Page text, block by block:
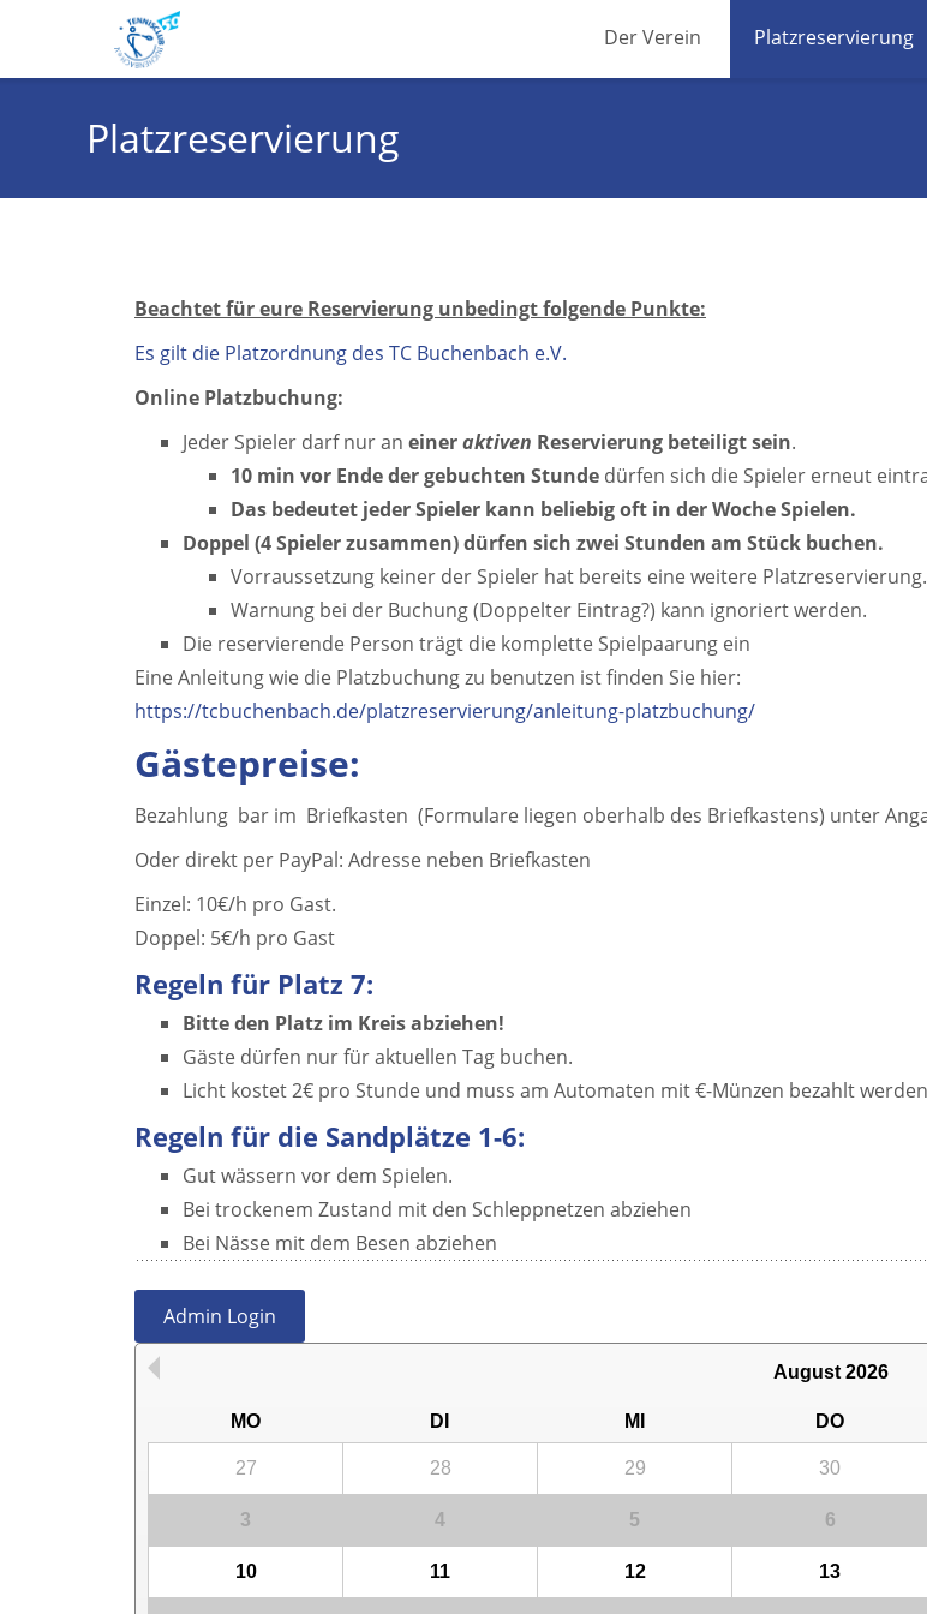
content
Der Verein Platzreservierung
Platzreservierung
Beachtet für eure Reservierung unbedingt folgende Punkte:
Es gilt die Platzordnung des TC Buchenbach e.V.
Online Platzbuchung:
Jeder Spieler darf nur an eineraktiven Reservierung beteiligt sein.
10 min vor Ende der gebuchten Stunde dürfen sich die Spieler erneut
Das bedeutet jeder Spieler kann beliebig oft in der Woche Spielen.
Doppel (4 Spieler zusammen) dürfen sich zwei Stunden am Stück buchen.
Vorraussetzung keiner der Spieler hat bereits eine weitere Platzreservierung.
Warnung bei der Buchung (Doppelter Eintrag?) kann ignoriert werden.
Die reservierende Person trägt die komplette Spielpaarung ein
Eine Anleitung wie die Platzbuchung zu benutzen ist finden Sie hier:
https://tcbuchenbach.de/platzreservierung/anleitung-platzbuchung/
Gästepreise:
Bezahlung bar im Briefkasten (Formulare liegen oberhalb des Briefkastens) unter
Oder direkt per PayPal: Adresse neben Briefkasten
Einzel: 10€/h pro Gast.
Doppel: 5€/h pro Gast
Regeln für Platz 7:
Bitte den Platz im Kreis abziehen!
Gäste dürfen nur für aktuellen Tag buchen.
Licht kostet 2€ pro Stunde und muss am Automaten mit €-Münzen bezahlt
Regeln für die Sandplätze 1-6:
Gut wässern vor dem Spielen.
Bei trockenem Zustand mit den Schleppnetzen abziehen
Bei Nässe mit dem Besen abziehen
Admin Login
August 2026
MO DI MI DO
27 28 29 30
3 4 5 6
10 11 12 13